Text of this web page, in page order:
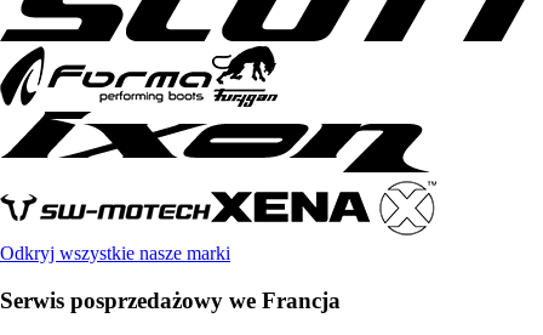
Odkryj wszystkie nasze marki
Serwis posprzedażowy we Francja